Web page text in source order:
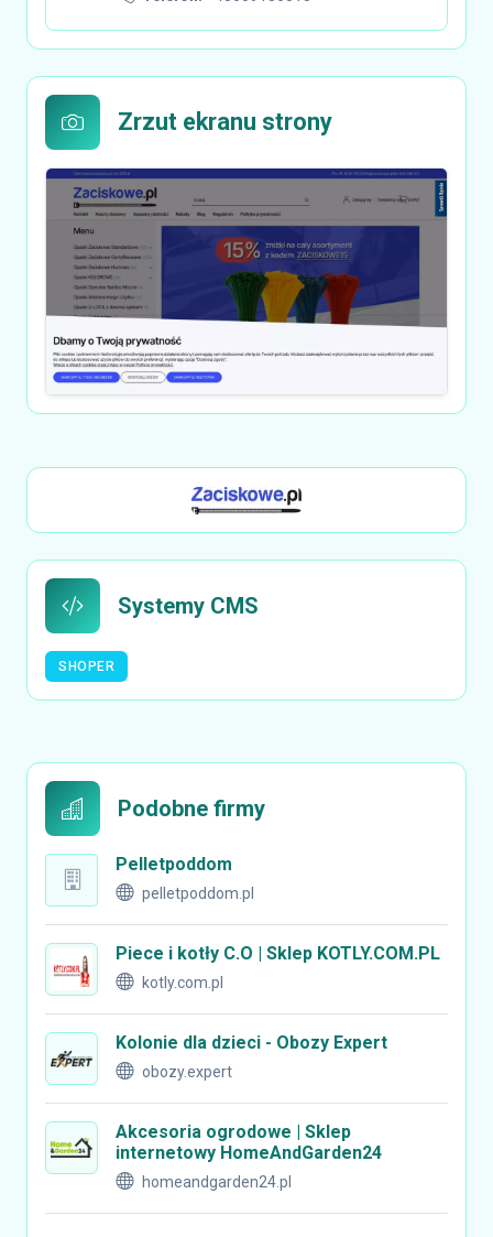
Zrzut ekranu strony
Systemy CMS
SHOPER
Podobne firmy
Pelletpoddom
pelletpoddom.pl
Piece i kotły C.O | Sklep KOTLY.COM.PL
kotly.com.pl
Kolonie dla dzieci - Obozy Expert
obozy.expert
Akcesoria ogrodowe | Sklep
internetowy HomeAndGarden24
homeandgarden24.pl